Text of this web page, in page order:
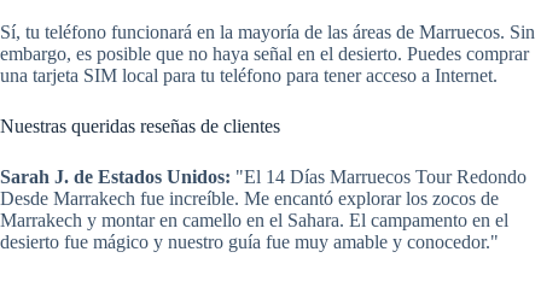
Sí, tu teléfono funcionará en la mayoría de las áreas de Marruecos. Sin
embargo, es posible que no haya señal en el desierto. Puedes comprar
una tarjeta SIM local para tu teléfono para tener acceso a Internet.
Nuestras queridas reseñas de clientes
Sarah J. de Estados Unidos: "El 14 Días Marruecos Tour Redondo
Desde Marrakech fue increíble. Me encantó explorar los zocos de
Marrakech y montar en camello en el Sahara. El campamento en el
desierto fue mágico y nuestro guía fue muy amable y conocedor."